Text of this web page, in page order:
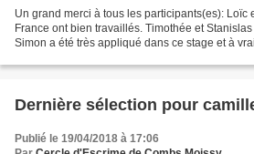
Un grand merci à tous les participants(es): Loïc
France ont bien travaillés. Timothée et
Simon a été très appliqué dans ce stage et à
Dernière sélection pour
Publié le 19/04/2018 à 17:06